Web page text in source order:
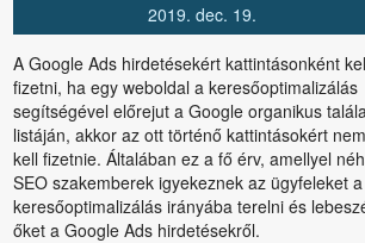
2019. dec. 19.
A Google Ads hirdetésekért kattintásonként
fizetni, ha egy weboldal a keresőoptimalizálás
segítségével előrejut a Google organikus
listáján, akkor az ott történő kattintásokért nem
kell fizetnie. Általában ez a fő érv, amellyel
SEO szakemberek igyekeznek az ügyfeleket a
keresőoptimalizálás irányába terelni és
őket a Google Ads hirdetésekről.